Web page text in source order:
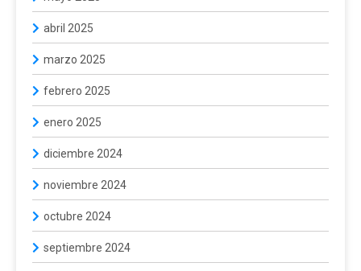
abril 2025
marzo 2025
febrero 2025
enero 2025
diciembre 2024
noviembre 2024
octubre 2024
septiembre 2024